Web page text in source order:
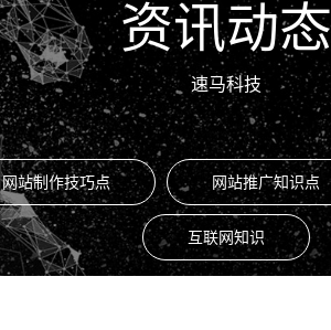
资讯动态
速马科技
网站制作技巧点 网站推广知识点
互联网知识